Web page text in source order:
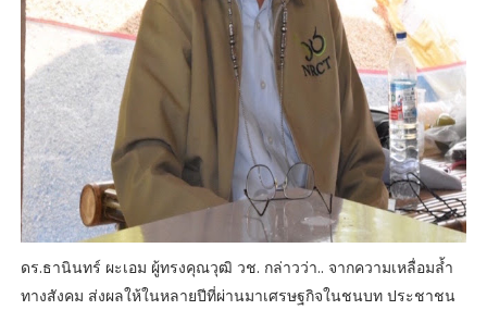
ดร.ธานินทร์ ผะเอม ผู้ทรงคุณวุฒิ วช. กล่าวว่า.. จากความเหลื่อมล้ำ
ทางสังคม ส่งผลให้ในหลายปีที่ผ่านมาเศรษฐกิจในชนบท ประชาชน